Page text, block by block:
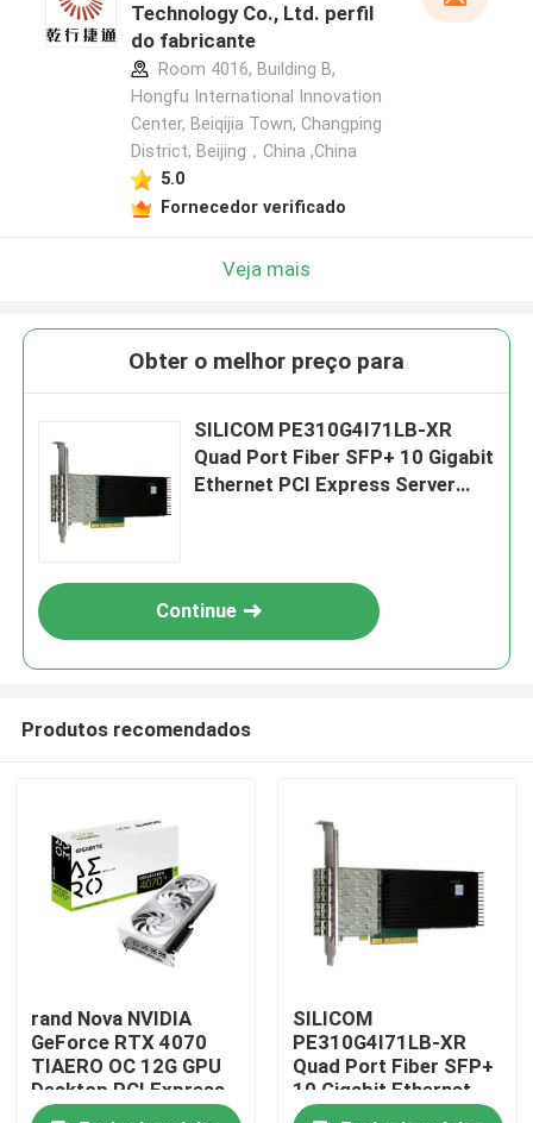
Technology Co., Ltd. perfil
do fabricante
Room 4016, Building B,
Hongfu International Innovation
Center, Beiqijia Town, Changping
District, Beijing，China ,China
5.0
Fornecedor verificado
Veja mais
Obter o melhor preço para
SILICOM PE310G4I71LB-XR
Quad Port Fiber SFP+ 10 Gigabit
Ethernet PCI Express Server
Continue
Produtos recomendados
rand Nova NVIDIA
GeForce RTX 4070
TIAERO OC 12G GPU
Desktop PCI Express
Interface HD DP
SILICOM
PE310G4I71LB-XR
Quad Port Fiber SFP+
10 Gigabit Ethernet
PCI Express Server